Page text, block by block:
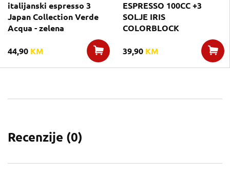
italijanski espresso 3
Japan Collection Verde
Acqua - zelena
44,90 KM
ESPRESSO 100CC +3
SOLJE IRIS
COLORBLOCK
39,90 KM
Recenzije (0)